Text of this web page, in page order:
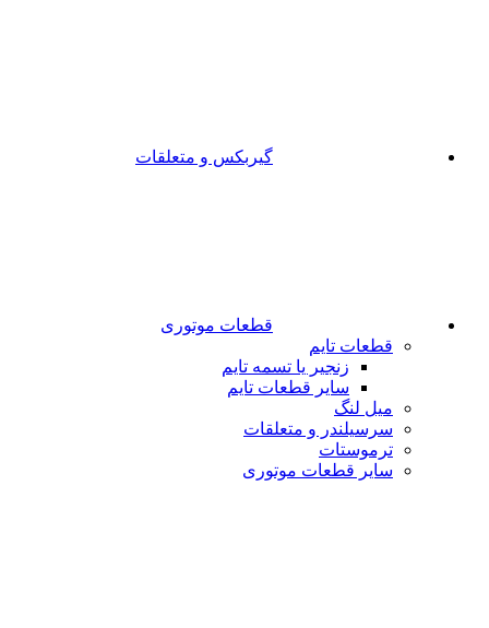
گیربکس و متعلقات
قطعات موتوری
قطعات تایم
زنجیر یا تسمه تایم
سایر قطعات تایم
میل لنگ
سرسیلندر و متعلقات
ترموستات
سایر قطعات موتوری